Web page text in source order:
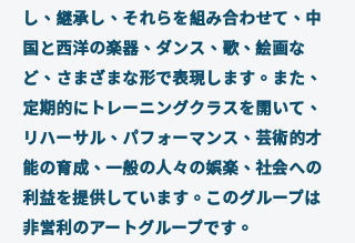
し、継承し、それらを組み合わせて、中
国と西洋の楽器、ダンス、歌、絵画な
ど、さまざまな形で表現します。また、
定期的にトレーニングクラスを開いて、
リハーサル、パフォーマンス、芸術的才
能の育成、一般の人々の娯楽、社会への
利益を提供しています。このグループは
非営利のアートグループです。